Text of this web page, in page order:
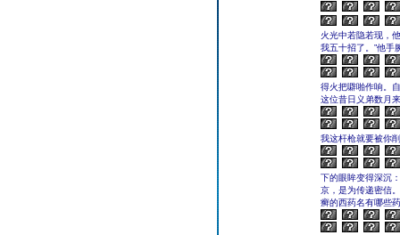
火光中若隐若现，
我五十招了。”他手
得火把噼啪作响。
这位昔日义弟数月
我这杆枪就要被你
下的眼眸变得深沉
京，是为传递密信
癣的西药名有哪些